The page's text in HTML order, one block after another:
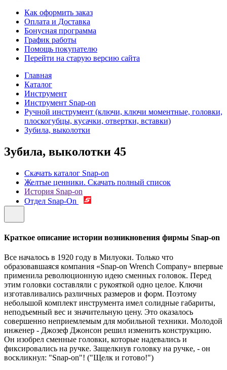
Как оформить заказ
Оплата и Доставка
Бонусная программа
График работы
Помощь покупателю
Перейти на старую версию сайта
Главная
Каталог
Инструмент
Инструмент Snap-on
Ручной инструмент (ключи, ключи моментные, головки,
плоскогубцы, кусачки, отвертки, вставки)
Зубила, выколотки
Зубила, выколотки 45
Скачать каталог Snap-on
Желтые ценники. Скачать полный список
История Snap-on
Отдел Snap-On
Краткое описание истории возникновения фирмы Snap-on
Все началось в 1920 году в Милуоки. Только что
образовавшаяся компания «Snap-on Wrench Company» впервые
применила революционную идею сменных головок. Перед
этим головки составляли с рукояткой одно целое. Ключи
изготавливались различных размеров и форм. Поэтому
небольшой комплект инструмента имел солидные габариты,
неподъемный вес и значительную цену. Это оказалось
совершенно неприемлемым для мобильной техники. Молодой
инженер - Джозеф Джонсон решил изменить конструкцию.
Он изобрел сменные головки, которые надевались и
фиксировались на ручке. Защелкнув головку на ручке, - он
воскликнул: "Snap-on"! ("Щелк и готово!")